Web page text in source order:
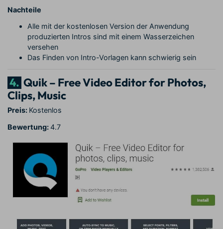
Nachteile
Alle mit der kostenlosen Version der Anwendung
produzierten Intros sind mit einem Wasserzeichen
versehen
Das Finden von Intro-Vorlagen kann schwierig sein
4. Quik – Free Video Editor for Photos,
Clips, Music
Preis: Kostenlos
Bewertung:4.7